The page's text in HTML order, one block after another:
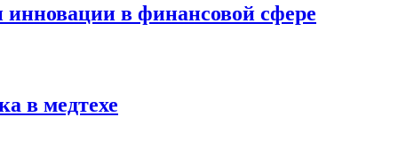
в финансовой сфере
в медтехе